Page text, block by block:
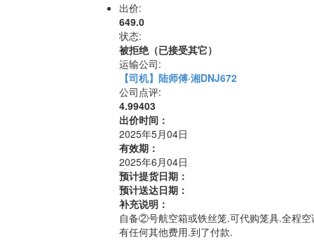
出价:
649.0
状态:
被拒绝（已接受其它）
运输公司:
【司机】陆师傅·湘DNJ672
公司点评:
4.99403
出价时间：
2025年5月04日
有效期：
2025年6月04日
预计提货日期：
预计送达日期：
补充说明：
自备②号航空箱或铁丝笼.可代购笼具.全程
有任何其他费用.到了付款.